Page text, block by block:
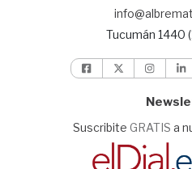
Tucumán 1440
Suscribite GRATIS a